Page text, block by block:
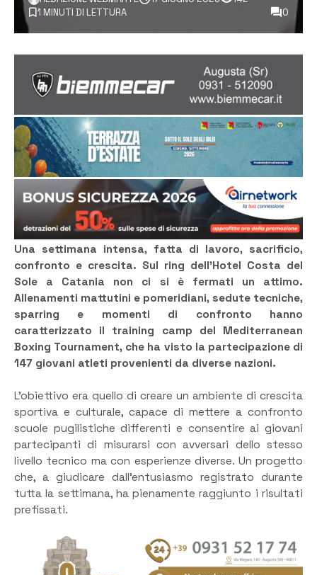
1 MINUTI DI LETTURA
0
Una settimana intensa, fatta di lavoro, sacrificio,
confronto e crescita. Sul ring dell’Hotel Costa del
Sole a Catania non ci si è fermati un attimo.
Allenamenti mattutini e pomeridiani, sedute tecniche,
sparring e momenti di confronto hanno
caratterizzato il training camp del Mediterranean
Boxing Tournament, che ha visto la partecipazione di
147 giovani atleti provenienti da diverse nazioni.
L’obiettivo era quello di creare un ambiente di crescita
sportiva e culturale, capace di mettere a confronto
scuole pugilistiche differenti e consentire ai giovani
partecipanti di misurarsi con avversari dello stesso
livello tecnico ma con esperienze diverse. Un progetto
che, a giudicare dall’entusiasmo registrato durante
tutta la settimana, ha pienamente raggiunto i risultati
prefissati.